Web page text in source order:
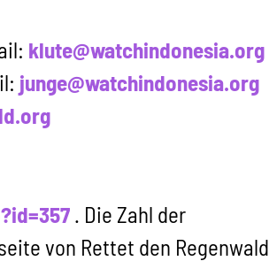
klute@watchindonesia.org
junge@watchindonesia.org
. Die Zahl der
von Rettet den Regenwald